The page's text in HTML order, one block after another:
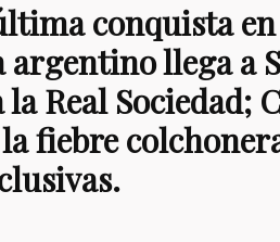
conquista
argentino llega a
Real Sociedad;
fiebre